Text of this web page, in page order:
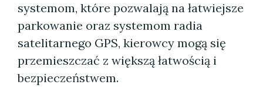
systemom, które pozwalają na łatwiejsze
parkowanie oraz systemom radia
satelitarnego GPS, kierowcy mogą się
przemieszczać z większą łatwością i
bezpieczeństwem.